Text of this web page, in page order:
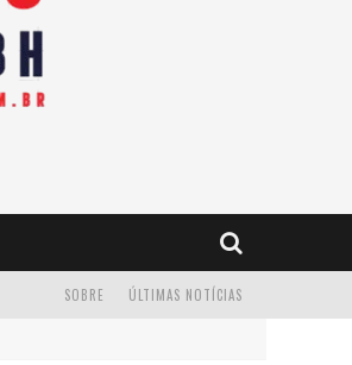
ÚLTIMAS NOTÍCIAS
SOBRE